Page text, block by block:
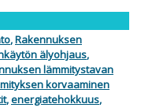
,Rakennuksen
älyohjaus,
lämmitystavan
korvaaminen
,energiatehokkuus,